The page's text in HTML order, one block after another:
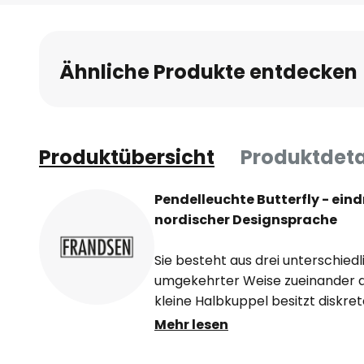
Bildgalerie
springen
Ähnliche Produkte entdecken
Produktübersicht
Pendelleuchte Butterfly -
nordischer Designsprache
Sie besteht aus drei
umgekehrter Weise zueinander
kleine Halbkuppel besitzt
das Licht indirekt nach oben
Mehr lesen